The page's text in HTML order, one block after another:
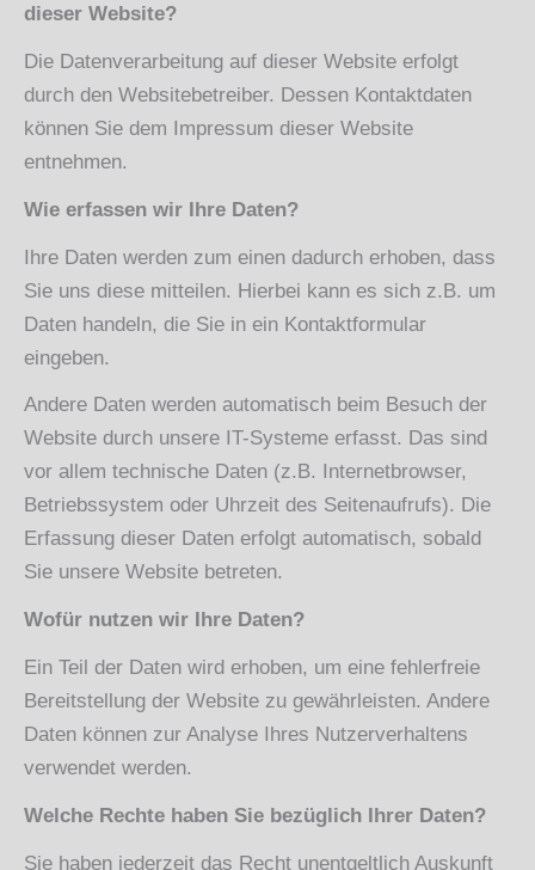
dieser Website?
Die Datenverarbeitung auf dieser Website erfolgt
durch den Websitebetreiber. Dessen Kontaktdaten
können Sie dem Impressum dieser Website
entnehmen.
Wie erfassen wir Ihre Daten?
Ihre Daten werden zum einen dadurch erhoben, dass
Sie uns diese mitteilen. Hierbei kann es sich z.B. um
Daten handeln, die Sie in ein Kontaktformular
eingeben.
Andere Daten werden automatisch beim Besuch der
Website durch unsere IT-Systeme erfasst. Das sind
vor allem technische Daten (z.B. Internetbrowser,
Betriebssystem oder Uhrzeit des Seitenaufrufs). Die
Erfassung dieser Daten erfolgt automatisch, sobald
Sie unsere Website betreten.
Wofür nutzen wir Ihre Daten?
Ein Teil der Daten wird erhoben, um eine fehlerfreie
Bereitstellung der Website zu gewährleisten. Andere
Daten können zur Analyse Ihres Nutzerverhaltens
verwendet werden.
Welche Rechte haben Sie bezüglich Ihrer Daten?
Sie haben jederzeit das Recht unentgeltlich Auskunft